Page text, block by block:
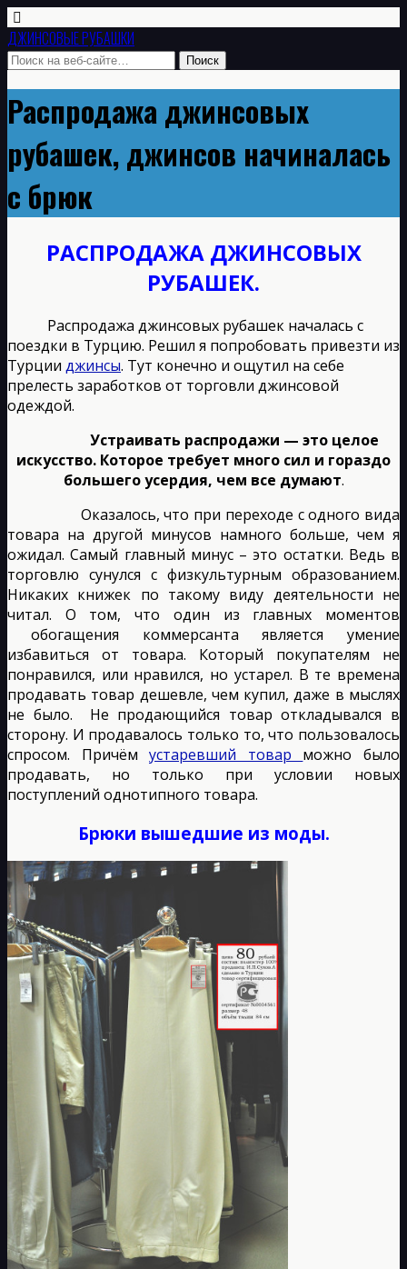
ДЖИНСОВЫЕ РУБАШКИ
Распродажа джинсовых
рубашек, джинсов начиналась
с брюк
РАСПРОДАЖА ДЖИНСОВЫХ
РУБАШЕК.
Распродажа джинсовых рубашек началась с
поездки в Турцию. Решил я попробовать привезти из
Турции джинсы. Тут конечно и ощутил на себе
прелесть заработков от торговли джинсовой
одеждой.
Устраивать распродажи — это целое
искусство. Которое требует много сил и гораздо
большего усердия, чем все думают.
Оказалось, что при переходе с одного вида
товара на другой минусов намного больше, чем я
ожидал. Самый главный минус – это остатки. Ведь в
торговлю сунулся с физкультурным образованием.
Никаких книжек по такому виду деятельности не
читал. О том, что один из главных моментов
обогащения коммерсанта является умение
избавиться от товара. Который покупателям не
понравился, или нравился, но устарел. В те времена
продавать товар дешевле, чем купил, даже в мыслях
не было. Не продающийся товар откладывался в
сторону. И продавалось только то, что пользовалось
спросом. Причёмустаревший товар можно было
продавать, но только при условии новых
поступлений однотипного товара.
Брюки вышедшие из моды.